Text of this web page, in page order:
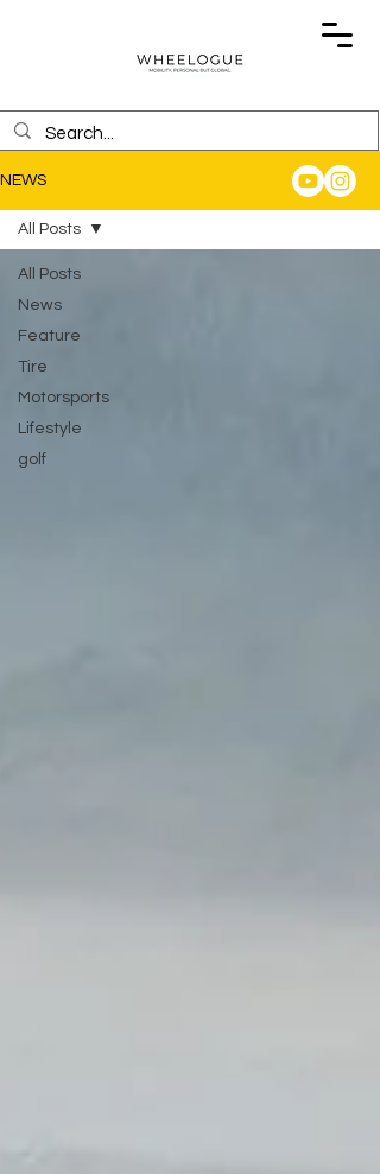
NEWS
All Posts
News
Feature
Tire
Motorsports
Lifestyle
golf
All Posts